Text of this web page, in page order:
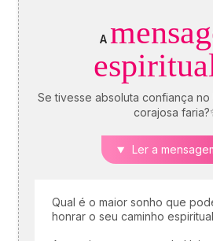
influencia o seu
e as suas
cálculo simples
100%, apenas
ter a hora e o
nascimento.
A
Se tivesse absoluta confiança
corajosa
Ler a
Qual é o maior sonho que
honrar o seu caminho